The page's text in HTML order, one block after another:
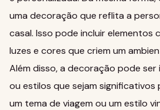
uma decoração que reflita a
casal. Isso pode incluir elementos
luzes e cores que criem um
Além disso, a decoração pode ser
ou estilos que sejam significativos
um tema de viagem ou um estilo